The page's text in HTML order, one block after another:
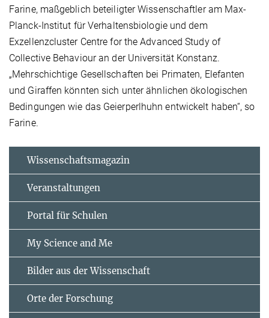
Farine, maßgeblich beteiligter Wissenschaftler am Max-
Planck-Institut für Verhaltensbiologie und dem
Exzellenzcluster Centre for the Advanced Study of
Collective Behaviour an der Universität Konstanz.
„Mehrschichtige Gesellschaften bei Primaten, Elefanten
und Giraffen könnten sich unter ähnlichen ökologischen
Bedingungen wie das Geierperlhuhn entwickelt haben“, so
Farine.
Wissenschaftsmagazin
Veranstaltungen
Portal für Schulen
My Science and Me
Bilder aus der Wissenschaft
Orte der Forschung